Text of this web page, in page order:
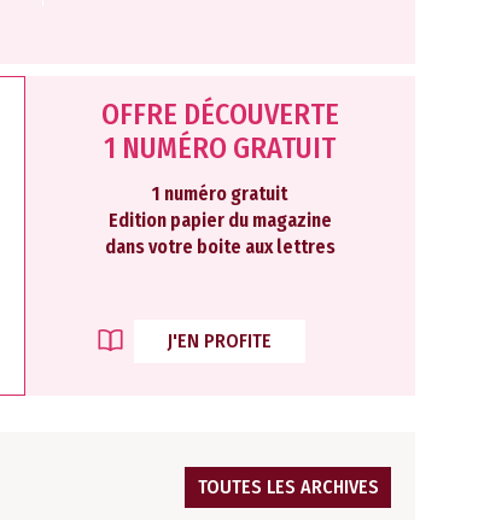
OFFRE DÉCOUVERTE
1 NUMÉRO GRATUIT
1 numéro gratuit
Edition papier du magazine
dans votre boite aux lettres
J'EN PROFITE
TOUTES LES ARCHIVES